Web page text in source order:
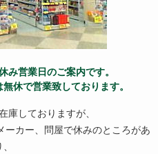
み営業日のご案内です。
休で営業致しております。
庫しておりますが、
ーカー、問屋で休みのところがあ
、